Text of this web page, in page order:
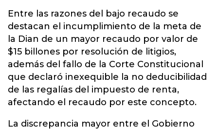
Entre las razones del bajo recaudo se
destacan el incumplimiento de la meta de
la Dian de un mayor recaudo por valor de
$15 billones por resolución de litigios,
además del fallo de la Corte Constitucional
que declaró inexequible la no deducibilidad
de las regalías del impuesto de renta,
afectando el recaudo por este concepto.
La discrepancia mayor entre el Gobierno